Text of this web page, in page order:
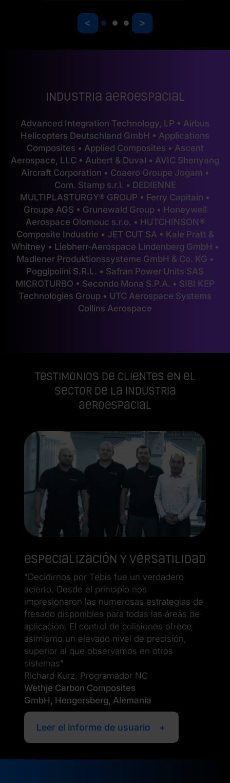
< >
Industria aeroespacial
Advanced Integration Technology, LP • Airbus
Helicopters Deutschland GmbH • Applications
Composites • Applied Composites • Ascent
Aerospace, LLC • Aubert & Duval • AVIC Shenyang
Aircraft Corporation • Coaero Groupe Jogam •
Com. Stamp s.r.l. • DEDIENNE
MULTIPLASTURGY® GROUP • Ferry Capitain •
Groupe AGS • Grunewald Group • Honeywell
Aerospace Olomouc s.r.o. • HUTCHINSON®
Composite Industrie • JET CUT SA • Kale Pratt &
Whitney • Liebherr-Aerospace Lindenberg GmbH •
Madlener Produktionssysteme GmbH & Co. KG •
Poggipolini S.R.L. • Safran Power Units SAS
MICROTURBO • Secondo Mona S.P.A. • SIBI KEP
Technologies Group • UTC Aerospace Systems
Collins Aerospace
Testimonios de clientes en el
sector de la industria
aeroespacial
Especialización y versatilidad
"Decidirnos por Tebis fue un verdadero
acierto. Desde el principio nos
impresionaron las numerosas estrategias de
fresado disponibles para todas las áreas de
aplicación. El control de colisiones ofrece
asimismo un elevado nivel de precisión,
superior al que observamos en otros
sistemas"
Richard Kurz, Programador NC
Wethje Carbon Composites
GmbH, Hengersberg, Alemania
Leer el informe de usuario